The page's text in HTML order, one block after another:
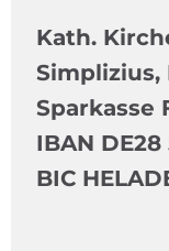
Kath.
Simplizius,
Sparkasse
IBAN DE28
BIC